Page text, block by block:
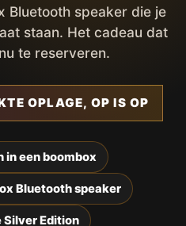
Bluetooth speaker die je
staan. Het cadeau dat
te reserveren.
OPLAGE, OP IS OP
een boombox
Bluetooth speaker
Silver Edition